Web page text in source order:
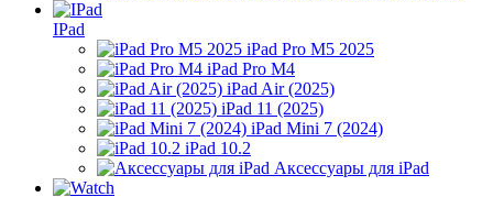
IPad
iPad Pro M5 2025
iPad Pro M4
iPad Air (2025)
iPad 11 (2025)
iPad Mini 7 (2024)
iPad 10.2
Аксессуары для iPad